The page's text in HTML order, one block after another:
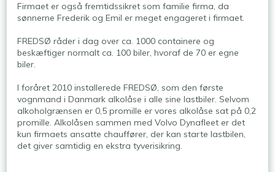
Firmaet er også fremtidssikret som familie firma, da
sønnerne Frederik og Emil er meget engageret i firmaet.
FREDSØ råder i dag over ca. 1000 containere og
beskæftiger normalt ca. 100 biler, hvoraf de 70 er egne
biler.
I foråret 2010 installerede FREDSØ, som den første
vognmand i Danmark alkolåse i alle sine lastbiler. Selvom
alkoholgrænsen er 0,5 promille er vores alkolåse sat på 0,2
promille. Alkolåsen sammen med Volvo Dynafleet er det
kun firmaets ansatte chauffører, der kan starte lastbilen,
det giver samtidig en ekstra tyverisikring.